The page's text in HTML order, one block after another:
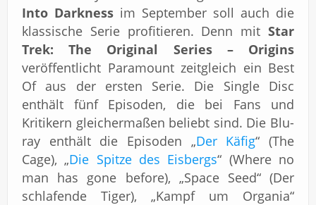
Into Darkness im September soll auch die
klassische Serie profitieren. Denn mit Star
Trek: The Original Series – Origins
veröffentlicht Paramount zeitgleich ein Best
Of aus der ersten Serie. Die Single Disc
enthält fünf Episoden, die bei Fans und
Kritikern gleichermaßen beliebt sind. Die Blu-
ray enthält die Episoden „Der Käfig“ (The
Cage), „Die Spitze des Eisbergs“ (Where no
man has gone before), „Space Seed“ (Der
schlafende Tiger), „Kampf um Organia“